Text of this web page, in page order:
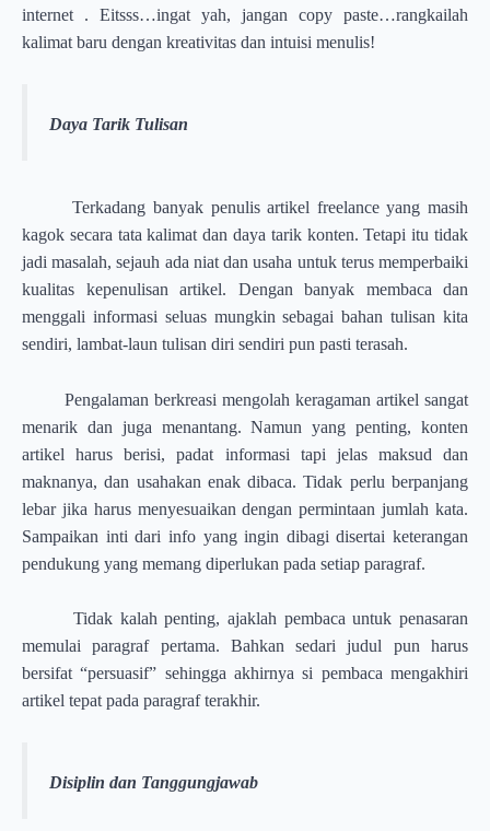
internet . Eitsss…ingat yah, jangan copy paste…rangkailah
kalimat baru dengan kreativitas dan intuisi menulis!
Daya Tarik Tulisan
Terkadang banyak penulis artikel freelance yang masih
kagok secara tata kalimat dan daya tarik konten. Tetapi itu tidak
jadi masalah, sejauh ada niat dan usaha untuk terus memperbaiki
kualitas kepenulisan artikel. Dengan banyak membaca dan
menggali informasi seluas mungkin sebagai bahan tulisan kita
sendiri, lambat-laun tulisan diri sendiri pun pasti terasah.
Pengalaman berkreasi mengolah keragaman artikel sangat
menarik dan juga menantang. Namun yang penting, konten
artikel harus berisi, padat informasi tapi jelas maksud dan
maknanya, dan usahakan enak dibaca. Tidak perlu berpanjang
lebar jika harus menyesuaikan dengan permintaan jumlah kata.
Sampaikan inti dari info yang ingin dibagi disertai keterangan
pendukung yang memang diperlukan pada setiap paragraf.
Tidak kalah penting, ajaklah pembaca untuk penasaran
memulai paragraf pertama. Bahkan sedari judul pun harus
bersifat “persuasif” sehingga akhirnya si pembaca mengakhiri
artikel tepat pada paragraf terakhir.
Disiplin dan Tanggungjawab